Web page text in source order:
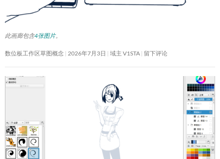
此画廊包含4张图片。
数位板工作区草图概念 2026年7月3日 域主 V1STA 留下评论